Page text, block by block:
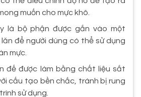
muốn cho mực khô.
là bộ phận được gắn vào một
để người dùng có thể sử dụng
mực.
đế được làm bằng chất liệu sắt
cấu tạo bền chắc, tránh bị rung
sử dụng.